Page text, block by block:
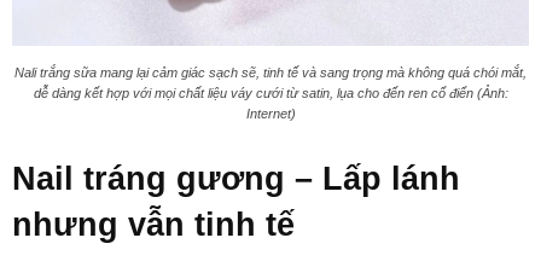
Nali trắng sữa mang lại cảm giác sạch sẽ, tinh tế và sang trọng mà không quá chói mắt,
dễ dàng kết hợp với mọi chất liệu váy cưới từ satin, lụa cho đến ren cổ điển (Ảnh:
Internet)
Nail tráng gương – Lấp lánh
nhưng vẫn tinh tế